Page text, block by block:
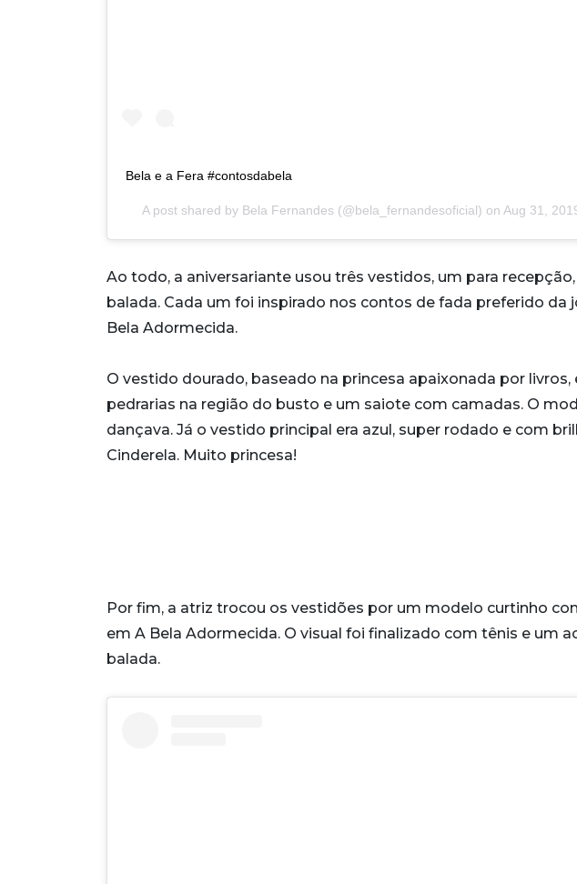
Bela e a Fera #contosdabela
A post shared by Bela Fernandes (@bela_fernandesoficial) on Aug 31,
Ao todo, a aniversariante usou três vestidos, um para
balada. Cada um foi inspirado nos contos de fada preferido da
Bela Adormecida.
O vestido dourado, baseado na princesa apaixonada por
pedrarias na região do busto e um saiote com camadas. O
dançava. Já o vestido principal era azul, super rodado e com
Cinderela. Muito princesa!
Por fim, a atriz trocou os vestidões por um modelo curtinho
em A Bela Adormecida. O visual foi finalizado com tênis e um
balada.